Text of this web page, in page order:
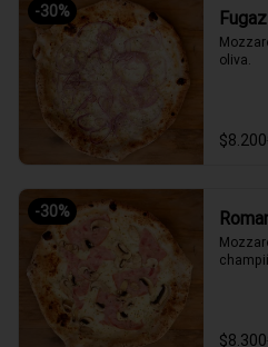
-30%
oliva.
$8.200
-30%
$8.300